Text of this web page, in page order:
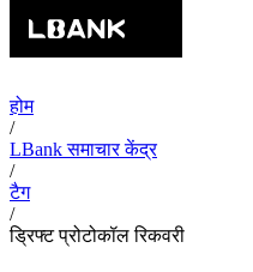
होम
/
LBank समाचार केंद्र
/
टैग
/
ड्रिफ्ट प्रोटोकॉल रिकवरी